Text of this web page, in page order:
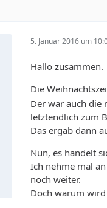
5. Januar 2016 um
Hallo zusammen.
Die
Der war auch die
letztendlich zum
Das ergab dann
Nun, es handelt
Ich nehme mal
noch weiter.
Doch warum